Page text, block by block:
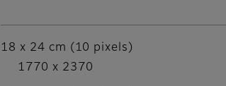
18 x 24 cm (10 pixels)
1770 x 2370